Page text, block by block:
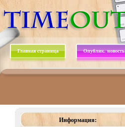
Главная страница Опублик. новость
Информация: